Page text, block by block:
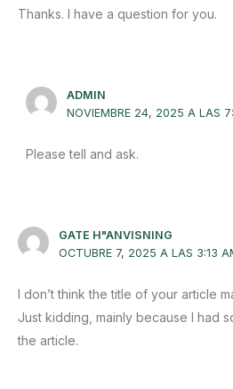
Thanks. I have a question for you.
ADMIN
NOVIEMBRE 24, 2025 A LAS
Please tell and ask.
GATE H"ANVISNING
OCTUBRE 7, 2025 A LAS 3:13
I don’t think the title of your article
Just kidding, mainly because I had
the article.